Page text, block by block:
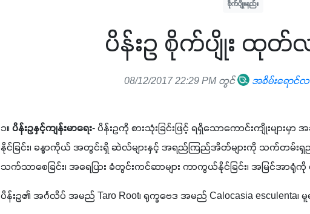
စိုက်ပျိုးနည်း
ပိန်းဥ စိုက်ပျိုး ထုတ်
08/12/2017 22:29 PM တွင် အစိမ်းရောင်လ
၁။ ပိန်းဥနှင့်ကျန်းမာရေး- ပိန်းဥကို စားသုံးခြင်းဖြင့် ရရှိသောကောင်းကျိုးမျ
နိုင်ခြင်း၊ ခန္ဓာကိုယ် အတွင်းရှိ ဆဲလ်များနှင့် အရည်ကြည်အိတ်များကို သက်တမ်းရှည်စ
သက်သာစေခြင်း၊ အရေပြား ခံတွင်းကင်ဆာများ ကာကွယ်နိုင်ခြင်း၊ အမြင်အာရုံကို
ပိန်းဥ၏ အင်္ဂလိပ် အမည် Taro Root၊ ရုက္ခဗေဒ အမည် Calocasia esculenta၊ မူရ